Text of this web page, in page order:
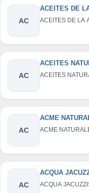
AC
ACEITES DE
ACEITES DE LA
AC
ACEITES
ACEITES
AC
ACME
ACME
AC
ACQUA
ACQUA